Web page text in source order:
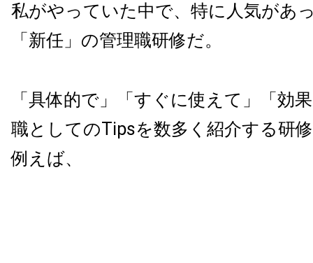
私がやっていた中で、特に人気があ
「新任」の管理職研修だ。
「具体的で」「すぐに使えて」「効
職としてのTipsを数多く紹介する研
例えば、